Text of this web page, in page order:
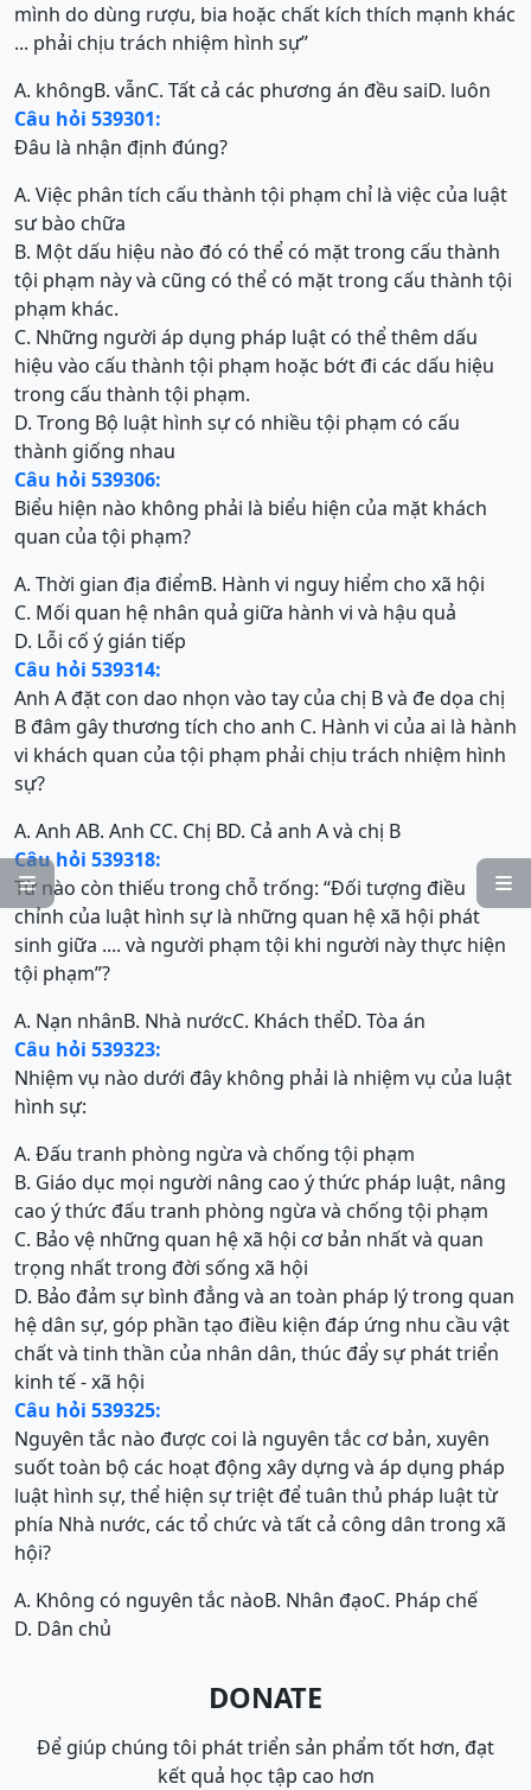


mình do dùng rượu, bia hoặc chất kích thích mạnh khác
... phải chịu trách nhiệm hình sự”
A. khôngB. vẫnC. Tất cả các phương án đều saiD. luôn
Câu hỏi 539301:
Đâu là nhận định đúng?
A. Việc phân tích cấu thành tội phạm chỉ là việc của luật
sư bào chữa
B. Một dấu hiệu nào đó có thể có mặt trong cấu thành
tội phạm này và cũng có thể có mặt trong cấu thành tội
phạm khác.
C. Những người áp dụng pháp luật có thể thêm dấu
hiệu vào cấu thành tội phạm hoặc bớt đi các dấu hiệu
trong cấu thành tội phạm.
D. Trong Bộ luật hình sự có nhiều tội phạm có cấu
thành giống nhau
Câu hỏi 539306:
Biểu hiện nào không phải là biểu hiện của mặt khách
quan của tội phạm?
A. Thời gian địa điểmB. Hành vi nguy hiểm cho xã hội
C. Mối quan hệ nhân quả giữa hành vi và hậu quả
D. Lỗi cố ý gián tiếp
Câu hỏi 539314:
Anh A đặt con dao nhọn vào tay của chị B và đe dọa chị
B đâm gây thương tích cho anh C. Hành vi của ai là hành
vi khách quan của tội phạm phải chịu trách nhiệm hình
sự?
A. Anh AB. Anh CC. Chị BD. Cả anh A và chị B
Câu hỏi 539318:
Từ nào còn thiếu trong chỗ trống: “Đối tượng điều
chỉnh của luật hình sự là những quan hệ xã hội phát
sinh giữa .... và người phạm tội khi người này thực hiện
tội phạm”?
A. Nạn nhânB. Nhà nướcC. Khách thểD. Tòa án
Câu hỏi 539323:
Nhiệm vụ nào dưới đây không phải là nhiệm vụ của luật
hình sự:
A. Đấu tranh phòng ngừa và chống tội phạm
B. Giáo dục mọi người nâng cao ý thức pháp luật, nâng
cao ý thức đấu tranh phòng ngừa và chống tội phạm
C. Bảo vệ những quan hệ xã hội cơ bản nhất và quan
trọng nhất trong đời sống xã hội
D. Bảo đảm sự bình đẳng và an toàn pháp lý trong quan
hệ dân sự, góp phần tạo điều kiện đáp ứng nhu cầu vật
chất và tinh thần của nhân dân, thúc đẩy sự phát triển
kinh tế - xã hội
Câu hỏi 539325:
Nguyên tắc nào được coi là nguyên tắc cơ bản, xuyên
suốt toàn bộ các hoạt động xây dựng và áp dụng pháp
luật hình sự, thể hiện sự triệt để tuân thủ pháp luật từ
phía Nhà nước, các tổ chức và tất cả công dân trong xã
hội?
A. Không có nguyên tắc nàoB. Nhân đạoC. Pháp chế
D. Dân chủ
DONATE
Để giúp chúng tôi phát triển sản phẩm tốt hơn, đạt
kết quả học tập cao hơn